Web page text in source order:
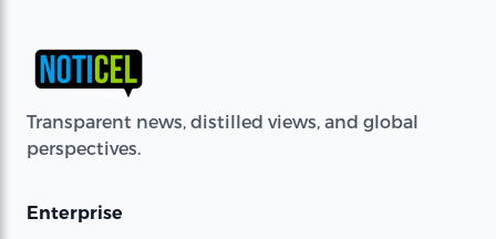
Transparent news, distilled views, and global
perspectives.
Enterprise